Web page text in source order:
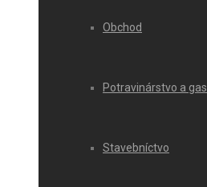
Obchod
Potravinárstvo a
Stavebníctvo